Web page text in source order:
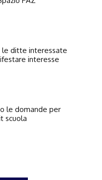
le ditte interessate
interesse
le domande per
scuola